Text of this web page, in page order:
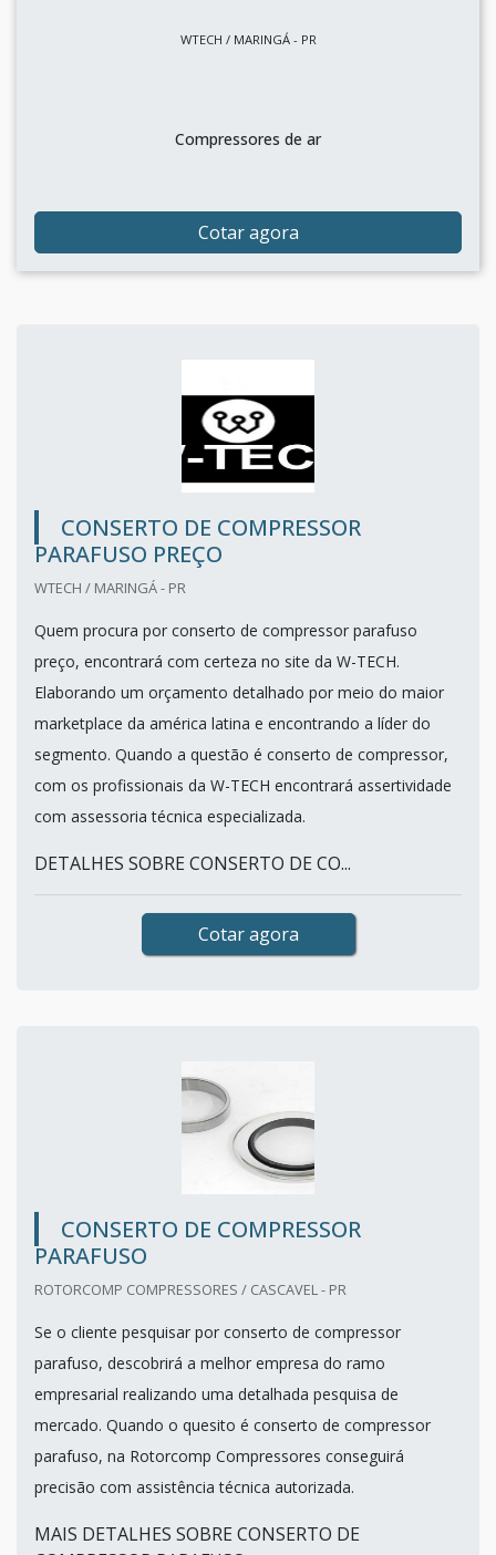
WTECH / MARINGÁ - PR
Compressores de ar
Cotar agora
CONSERTO DE COMPRESSOR
PARAFUSO PREÇO
WTECH / MARINGÁ - PR
Quem procura por conserto de compressor parafuso
preço, encontrará com certeza no site da W-TECH.
Elaborando um orçamento detalhado por meio do maior
marketplace da américa latina e encontrando a líder do
segmento. Quando a questão é conserto de compressor,
com os profissionais da W-TECH encontrará assertividade
com assessoria técnica especializada.
DETALHES SOBRE CONSERTO DE CO...
Cotar agora
CONSERTO DE COMPRESSOR
PARAFUSO
ROTORCOMP COMPRESSORES / CASCAVEL - PR
Se o cliente pesquisar por conserto de compressor
parafuso, descobrirá a melhor empresa do ramo
empresarial realizando uma detalhada pesquisa de
mercado. Quando o quesito é conserto de compressor
parafuso, na Rotorcomp Compressores conseguirá
precisão com assistência técnica autorizada.
MAIS DETALHES SOBRE CONSERTO DE